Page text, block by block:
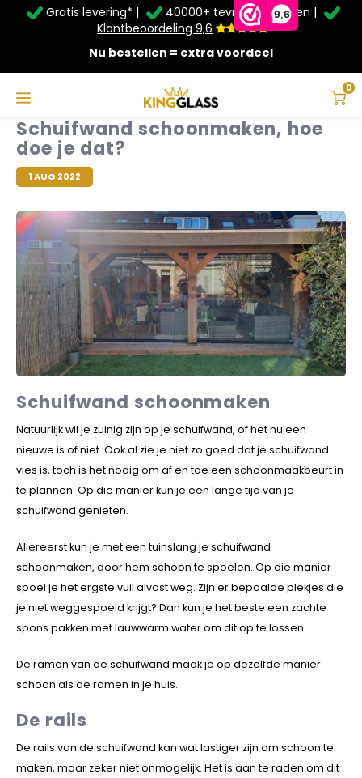
9,6
Service & Contact
Contact
Bezorging
Afhalen
Montage
Betaalmethoden
Garantie
Veelgestelde vragen
Taal
Nederlands
Gratis levering* |
40000+ tevreden klanten |
Klantbeoordeling 9,6
Nu bestellen = extra voordeel
0
Zomer Deals: Tot 20% kortingop schuifwanden en
veranda's +€20extra kassa korting*
Schuifwand schoonmaken, hoe
doe je dat?
1 AUG 2022
Schuifwand schoonmaken
Natuurlijk wil je zuinig zijn op je schuifwand, of het nu een
nieuwe is of niet. Ook al zie je niet zo goed dat je schuifwand
vies is, toch is het nodig om af en toe een schoonmaakbeurt in
te plannen. Op die manier kun je een lange tijd van je
schuifwand genieten.
Allereerst kun je met een tuinslang je schuifwand
schoonmaken, door hem schoon te spoelen. Op die manier
spoel je het ergste vuil alvast weg. Zijn er bepaalde plekjes die
je niet weggespoeld krijgt? Dan kun je het beste een zachte
spons pakken met lauwwarm water om dit op te lossen.
De ramen van de schuifwand maak je op dezelfde manier
schoon als de ramen in je huis.
De rails
De rails van de schuifwand kan wat lastiger zijn om schoon te
maken, maar zeker niet onmogelijk. Het is aan te raden om dit